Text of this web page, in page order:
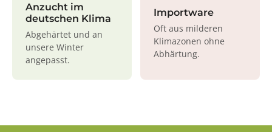
Anzucht im
deutschen Klima
Abgehärtet und an
unsere Winter
angepasst.
Importware
Oft aus milderen
Klimazonen ohne
Abhärtung.